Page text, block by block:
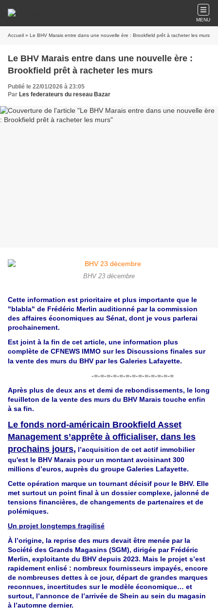
MENU
Accueil » Le BHV Marais entre dans une nouvelle ère : Brookfield prêt à racheter les murs
Le BHV Marais entre dans une nouvelle ère :
Brookfield prêt à racheter les murs
Publié le 22/01/2026 à 23:05
Par Les federateurs du reseau Bazar
BHV 23 décembre
Cette information est prioritaire et plus importante que le
"blabla" de Frédéric Merlin auditionné par la commission
des affaires économiques au Sénat, dont je vous parlerai
prochainement.
Est joint à la fin de cet article, une information plus
complète de CFNEWS IMMO sur les Discussions finales sur
la vente des murs du BHV par les Galeries Lafayette.
-=-=-=-=-=-=-=-=-=-=-=-=-=
Après plus de deux ans et demi de rebondissements, le long
feuilleton de la vente des murs du BHV Marais touche enfin
à sa fin.
Le fonds nord-américain Brookfield Asset
Management s’apprête à officialiser, dans les
prochains jours, l’acquisition de cet actif immobilier
qu'est le BHV Marais pour un montant avoisinant 300
millions d’euros, auprès du groupe Galeries Lafayette.
Cette opération marque un tournant décisif pour le BHV. Elle
met surtout un point final à un dossier complexe, jalonné de
tensions financières, de changements de partenaires et de
polémiques.
Un projet longtemps fragilisé
À l’origine, la reprise des murs devait être menée par la
Société des Grands Magasins (SGM), dirigée par Frédéric
Merlin, exploitante du BHV depuis 2023. Mais le projet s’est
rapidement enlisé : nombreux fournisseurs impayés, encore
de nombreuses dettes à ce jour, départ de grandes marques
reconnues, incertitudes sur le modèle économique… et
surtout, l’annonce de l’arrivée de Shein au sein du magasin
à l’automne dernier.